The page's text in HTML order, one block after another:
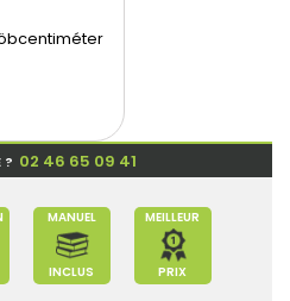
? 02 46 65 09 41
MANUEL
INCLUS
MEILLEUR
PRIX